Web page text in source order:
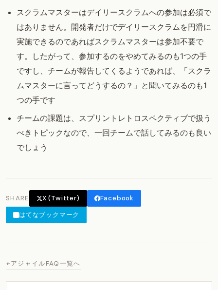
スクラムマスターはデイリースクラムへの参加は必須で
はありません。開発者だけでデイリースクラムを円滑に
実施できるのであればスクラムマスターは参加不要で
す。したがって、参加するのをやめてみるのも1つの手
ですし、チームが報告してくるようであれば、「スクラ
ムマスターに言ってどうするの？」と聞いてみるのも1
つの手です
チームの課題は、スプリントレトロスペクティブで扱う
べきトピックなので、一回チームで話してみるのも良い
でしょう
SHARE X (Twitter)
Facebook
はてなブックマーク
アジャイルFAQ一覧へ